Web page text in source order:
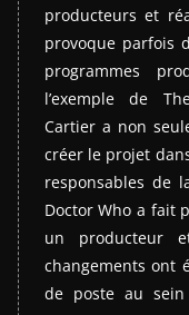
producteurs et
provoque parfois
programmes
l’exemple de
Cartier a non
créer le projet
responsables de
Doctor Who a fait
un producteur
changements ont
de poste au